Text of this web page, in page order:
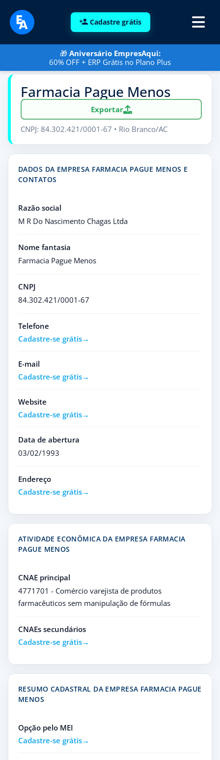
Cadastre grátis
🎁 Aniversário EmpresAqui:
60% OFF + ERP Grátis no Plano Plus
Farmacia Pague Menos
Exportar
CNPJ: 84.302.421/0001-67 • Rio Branco/AC
DADOS DA EMPRESA FARMACIA PAGUE MENOS E
CONTATOS
Razão social
M R Do Nascimento Chagas Ltda
Nome fantasia
Farmacia Pague Menos
CNPJ
84.302.421/0001-67
Telefone
Cadastre-se grátis
E-mail
Cadastre-se grátis
Website
Cadastre-se grátis
Data de abertura
03/02/1993
Endereço
Cadastre-se grátis
ATIVIDADE ECONÔMICA DA EMPRESA FARMACIA
PAGUE MENOS
CNAE principal
4771701 - Comércio varejista de produtos
farmacêuticos sem manipulação de fórmulas
CNAEs secundários
Cadastre-se grátis
RESUMO CADASTRAL DA EMPRESA FARMACIA PAGUE
MENOS
Opção pelo MEI
Cadastre-se grátis